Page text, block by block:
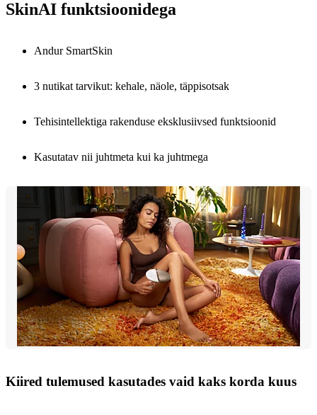
SkinAI funktsioonidega
Andur SmartSkin
3 nutikat tarvikut: kehale, näole, täppisotsak
Tehisintellektiga rakenduse eksklusiivsed funktsioonid
Kasutatav nii juhtmeta kui ka juhtmega
Kiired tulemused kasutades vaid kaks korda kuus